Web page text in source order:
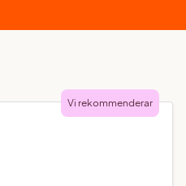
Vi rekommenderar